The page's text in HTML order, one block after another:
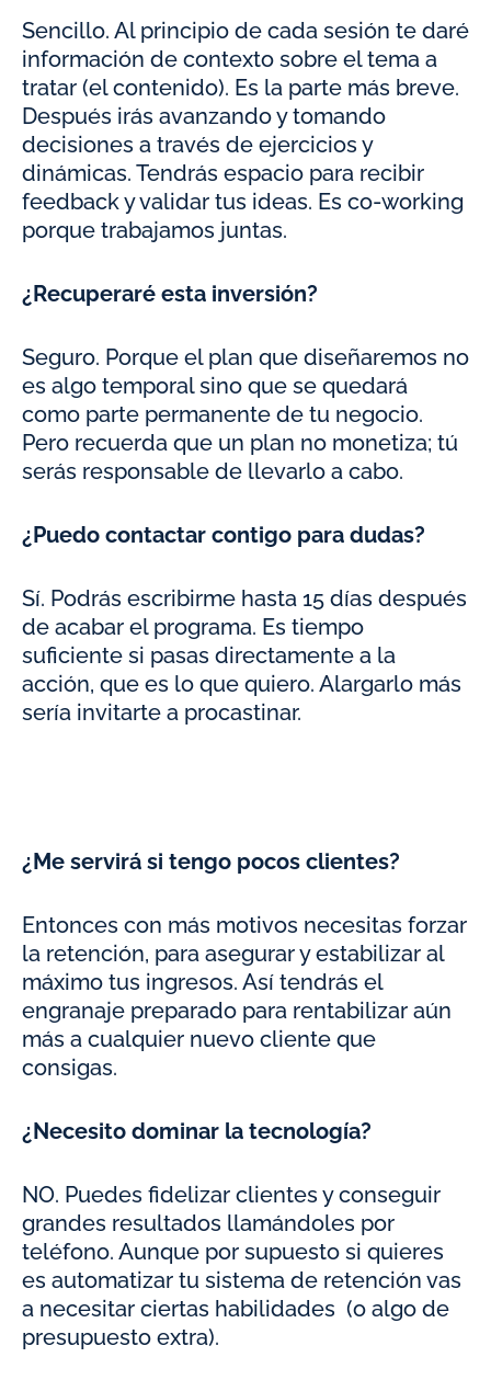
Sencillo. Al principio de cada sesión te daré
información de contexto sobre el tema a
tratar (el contenido). Es la parte más breve.
Después irás avanzando y tomando
decisiones a través de ejercicios y
dinámicas. Tendrás espacio para recibir
feedback y validar tus ideas. Es co-working
porque trabajamos juntas.
¿Recuperaré esta inversión?
Seguro. Porque el plan que diseñaremos no
es algo temporal sino que se quedará
como parte permanente de tu negocio.
Pero recuerda que un plan no monetiza; tú
serás responsable de llevarlo a cabo.
¿Puedo contactar contigo para dudas?
Sí. Podrás escribirme hasta 15 días después
de acabar el programa. Es tiempo
suficiente si pasas directamente a la
acción, que es lo que quiero. Alargarlo más
sería invitarte a procastinar.
¿Me servirá si tengo pocos clientes?
Entonces con más motivos necesitas forzar
la retención, para asegurar y estabilizar al
máximo tus ingresos. Así tendrás el
engranaje preparado para rentabilizar aún
más a cualquier nuevo cliente que
consigas.
¿Necesito dominar la tecnología?
NO. Puedes fidelizar clientes y conseguir
grandes resultados llamándoles por
teléfono. Aunque por supuesto si quieres
es automatizar tu sistema de retención vas
a necesitar ciertas habilidades (o algo de
presupuesto extra).